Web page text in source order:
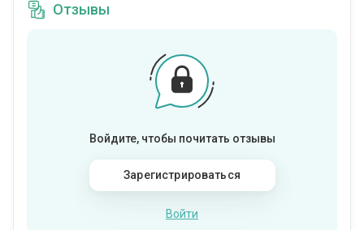
Отзывы
Войдите, чтобы почитать отзывы
Зарегистрироваться
Войти